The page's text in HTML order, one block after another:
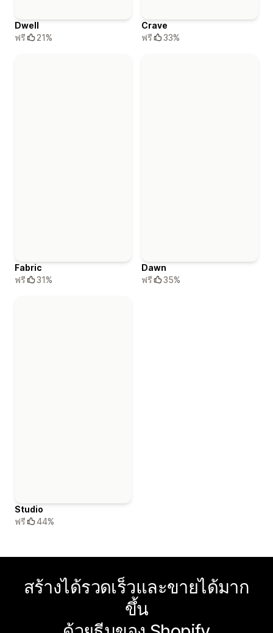
Dwell
ฟรี
21%
Crave
ฟรี
33%
Fabric
ฟรี
31%
Dawn
ฟรี
35%
Studio
ฟรี
44%
สร้างได้รวดเร็วและขายได้มาก
ขึ้น